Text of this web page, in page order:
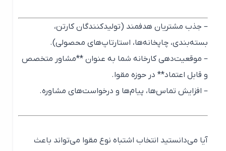
– جذب مشتریان هدفمند (تولیدکنندگان کارتن،
بسته‌بندی، چاپخانه‌ها، استارتاپ‌های محصولی).
– موقعیت‌دهی کارخانه شما به عنوان **مشاور متخصص
و قابل اعتماد** در حوزه مقوا.
– افزایش تماس‌ها، پیام‌ها و درخواست‌های مشاوره.
آیا می‌دانستید انتخاب اشتباه نوع مقوا می‌تواند باعث